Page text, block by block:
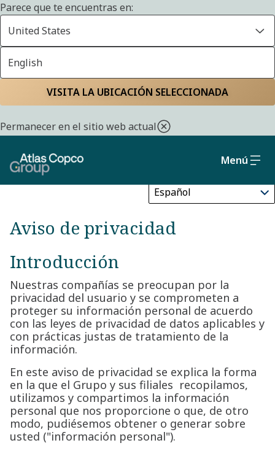
Parece que te encuentras en:
United States
English
VISITA LA UBICACIÓN SELECCIONADA
Permanecer en el sitio web actual
Menú
Aviso de privacidad
Update
Aviso de privacidad
Introducción
Nuestras compañías se preocupan por la
privacidad del usuario y se comprometen a
proteger su información personal de acuerdo
con las leyes de privacidad de datos aplicables y
con prácticas justas de tratamiento de la
información.
En este aviso de privacidad se explica la forma
en la que el Grupo y sus filiales recopilamos,
utilizamos y compartimos la información
personal que nos proporcione o que, de otro
modo, pudiésemos obtener o generar sobre
usted ("información personal").